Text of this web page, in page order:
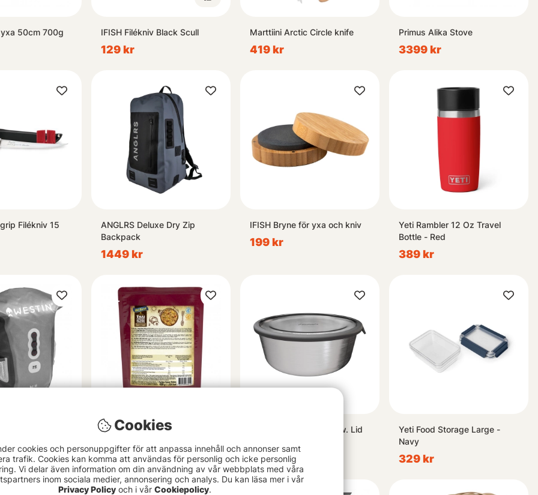
50cm 700g IFISH Filékniv Black Scull
129 kr
Marttiini Arctic Circle knife
419 kr
Primus Alika Stove
3399 kr
Filékniv 15
ANGLRS Deluxe Dry Zip
Backpack
1449 kr
IFISH Bryne för yxa och kniv
199 kr
Yeti Rambler 12 Oz Travel
Bottle - Red
389 kr
Blå Band - Thai Chicken With
69 kr
Primus Prepping Bowl w. Lid
249 kr
Yeti Food Storage Large -
Navy
329 kr
Cookies
cookies och personuppgifter för att anpassa innehåll och annonser samt
trafik. Cookies kan komma att användas för personlig och icke personlig
Vi delar även information om din användning av vår webbplats med våra
inom sociala medier, annonsering och analys. Du kan läsa mer i vår
Privacy Policyoch i vår Cookiepolicy.